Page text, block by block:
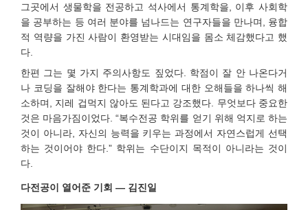
그곳에서 생물학을 전공하고 석사에서 통계학을, 이후 사회학
을 공부하는 등 여러 분야를 넘나드는 연구자들을 만나며, 융합
적 역량을 가진 사람이 환영받는 시대임을 몸소 체감했다고 했
다.
한편 그는 몇 가지 주의사항도 짚었다. 학점이 잘 안 나온다거
나 코딩을 잘해야 한다는 통계학과에 대한 오해들을 하나씩 해
소하며, 지레 겁먹지 않아도 된다고 강조했다. 무엇보다 중요한
것은 마음가짐이었다. “복수전공 학위를 얻기 위해 억지로 하는
것이 아니라, 자신의 능력을 키우는 과정에서 자연스럽게 선택
하는 것이어야 한다.” 학위는 수단이지 목적이 아니라는 것이
다.
다전공이 열어준 기회 — 김진일